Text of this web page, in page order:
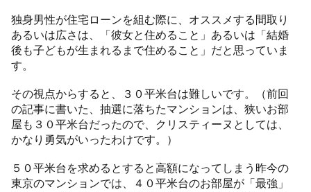
独身男性が住宅ローンを組む際に、オススメする間取り
あるいは広さは、「彼女と住めること」あるいは「結婚
後も子どもが生まれるまで住めること」だと思っていま
す。
その視点からすると、３０平米台は難しいです。（前回
の記事に書いた、抽選に落ちたマンションは、狭いお部
屋も３０平米台だったので、クリスティーヌとしては、
かなり勇気がいったわけです。）
５０平米台を求めるとすると高額になってしまう昨今の
東京のマンションでは、４０平米台のお部屋が「最強」